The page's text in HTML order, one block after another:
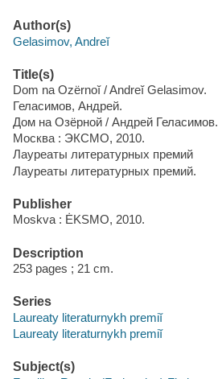
Author(s)
Gelasimov, Andreĭ
Title(s)
Dom na Ozërnoĭ / Andreĭ Gelasimov.
Геласимов, Андрей.
Дом на Озёрной / Андрей Геласимов.
Москва : ЭКСМО, 2010.
Лауреаты литературных премий
Лауреаты литературных премий.
Publisher
Moskva : ĖKSMO, 2010.
Description
253 pages ; 21 cm.
Series
Laureaty literaturnykh premiĭ
Laureaty literaturnykh premiĭ
Subject(s)